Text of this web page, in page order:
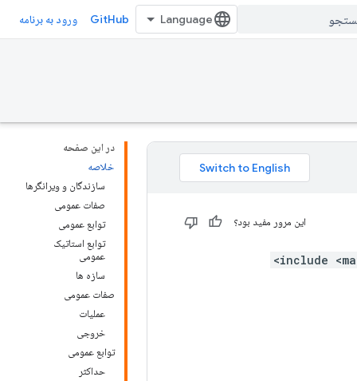
GitHub ورود به برنامه
در این صفحه
خلاصه
سازندگان و ویرانگرها
صفات عمومی
توابع عمومی
توابع استاتیک
عمومی
سازه ها
صفات عمومی
عملیات
خروجی
توابع عمومی
حداکثر
این مرور مفید بود؟